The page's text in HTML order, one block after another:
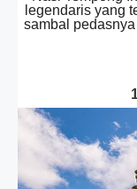
legendaris yang
sambal